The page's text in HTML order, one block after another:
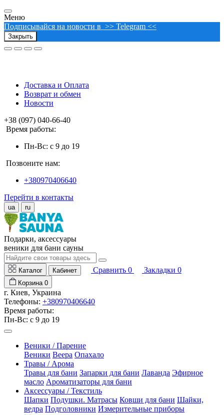
Меню
Подписывайся на новости в >> Telegram <<
Закрыть
Доставка и Оплата
Возврат и обмен
Новости
+38 (097) 040-66-40
Время работы:
Пн-Вс: с 9 до 19
Позвоните нам:
+380970406640
Перейти в контакты
ua ru
Подарки, аксессуары
веники для бани сауны
Каталог Кабинет Сравнить 0 Закладки 0
Корзина 0
г. Киев, Украина
Телефоны: +380970406640
Время работы:
Пн-Вс: с 9 до 19
Веники / Парение
Веники Веера Опахало
Травы / Арома
Травы для бани Запарки для бани Лаванда Эфирное
масло Ароматизаторы для бани
Аксессуары / Текстиль
Шапки Подушки. Матрасы Ковши для бани Шайки,
ведра Подголовники Измерительные приборы